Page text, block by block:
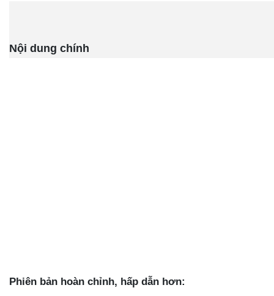
Nội dung chính
Phiên bản hoàn chỉnh, hấp dẫn hơn: